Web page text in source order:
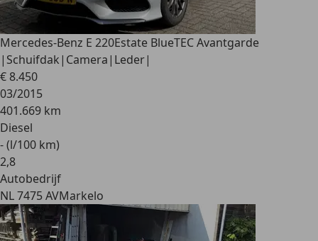
Mercedes-Benz E 220Estate BlueTEC Avantgarde
|Schuifdak|Camera|Leder|
€ 8.450
03/2015
401.669 km
Diesel
- (l/100 km)
2,8
Autobedrijf
NL 7475 AVMarkelo